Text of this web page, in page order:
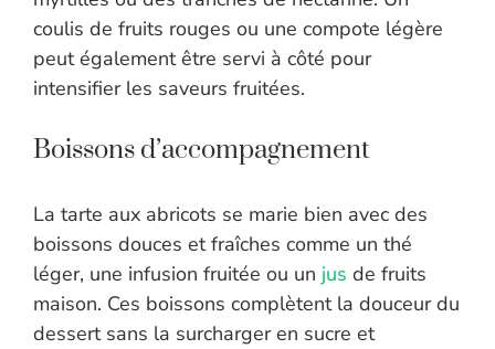
coulis de fruits rouges ou une compote légère
peut également être servi à côté pour
intensifier les saveurs fruitées.
Boissons d’accompagnement
La tarte aux abricots se marie bien avec des
boissons douces et fraîches comme un thé
léger, une infusion fruitée ou un jus de fruits
maison. Ces boissons complètent la douceur du
dessert sans la surcharger en sucre et